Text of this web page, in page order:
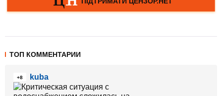
ТОП КОММЕНТАРИИ
+8 kuba